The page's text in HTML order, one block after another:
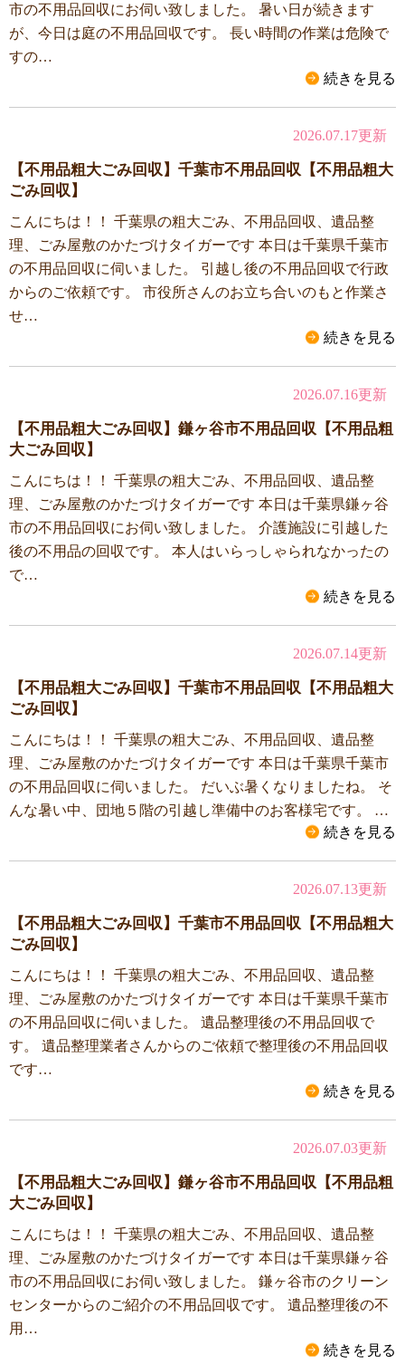
市の不用品回収にお伺い致しました。 暑い日が続きます
が、今日は庭の不用品回収です。 長い時間の作業は危険で
すの…
続きを見る
2026.07.17更新
【不用品粗大ごみ回収】千葉市不用品回収【不用品粗大
ごみ回収】
こんにちは！！ 千葉県の粗大ごみ、不用品回収、遺品整
理、ごみ屋敷のかたづけタイガーです 本日は千葉県千葉市
の不用品回収に伺いました。 引越し後の不用品回収で行政
からのご依頼です。 市役所さんのお立ち合いのもと作業さ
せ…
続きを見る
2026.07.16更新
【不用品粗大ごみ回収】鎌ヶ谷市不用品回収【不用品粗
大ごみ回収】
こんにちは！！ 千葉県の粗大ごみ、不用品回収、遺品整
理、ごみ屋敷のかたづけタイガーです 本日は千葉県鎌ヶ谷
市の不用品回収にお伺い致しました。 介護施設に引越した
後の不用品の回収です。 本人はいらっしゃられなかったの
で…
続きを見る
2026.07.14更新
【不用品粗大ごみ回収】千葉市不用品回収【不用品粗大
ごみ回収】
こんにちは！！ 千葉県の粗大ごみ、不用品回収、遺品整
理、ごみ屋敷のかたづけタイガーです 本日は千葉県千葉市
の不用品回収に伺いました。 だいぶ暑くなりましたね。 そ
んな暑い中、団地５階の引越し準備中のお客様宅です。 …
続きを見る
2026.07.13更新
【不用品粗大ごみ回収】千葉市不用品回収【不用品粗大
ごみ回収】
こんにちは！！ 千葉県の粗大ごみ、不用品回収、遺品整
理、ごみ屋敷のかたづけタイガーです 本日は千葉県千葉市
の不用品回収に伺いました。 遺品整理後の不用品回収で
す。 遺品整理業者さんからのご依頼で整理後の不用品回収
です…
続きを見る
2026.07.03更新
【不用品粗大ごみ回収】鎌ヶ谷市不用品回収【不用品粗
大ごみ回収】
こんにちは！！ 千葉県の粗大ごみ、不用品回収、遺品整
理、ごみ屋敷のかたづけタイガーです 本日は千葉県鎌ヶ谷
市の不用品回収にお伺い致しました。 鎌ヶ谷市のクリーン
センターからのご紹介の不用品回収です。 遺品整理後の不
用…
続きを見る